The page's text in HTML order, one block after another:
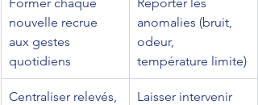
nouvelle recrue
aux gestes
quotidiens
anomalies (bruit,
odeur,
température limite)
Centraliser relevés,
Laisser intervenir